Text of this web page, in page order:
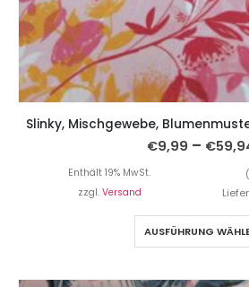
Slinky, Mischgewebe,
€9,99 – €
Enthält 19% MwSt. (
zzgl. Versand
AUSFÜHRUNG